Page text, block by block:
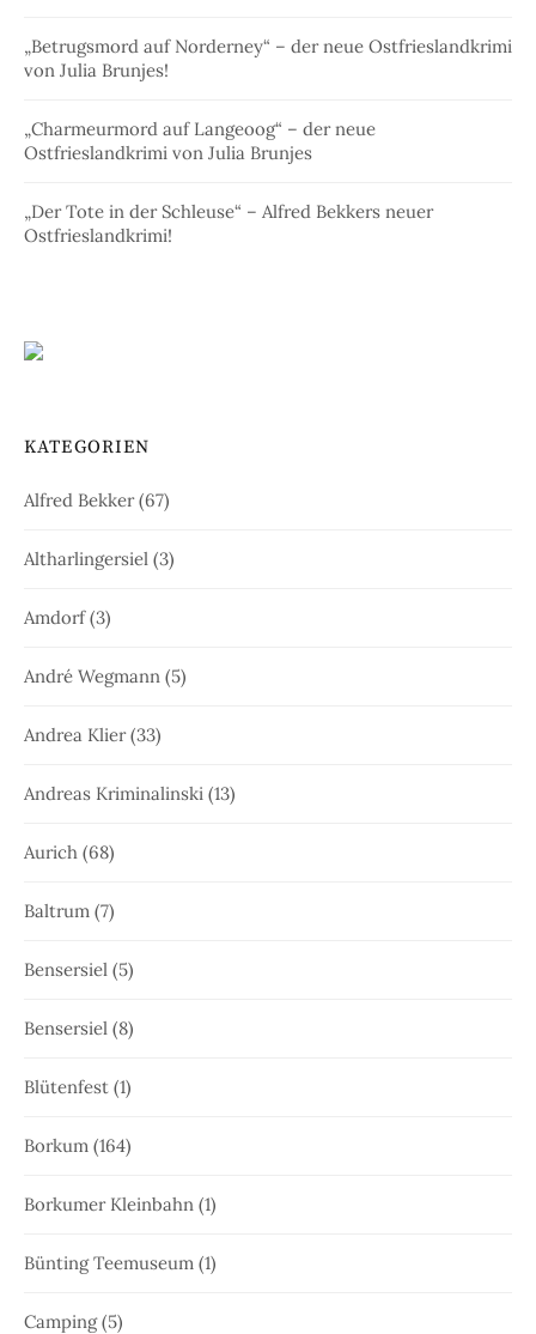
„Betrugsmord auf Norderney“ – der neue Ostfrieslandkrimi
von Julia Brunjes!
„Charmeurmord auf Langeoog“ – der neue
Ostfrieslandkrimi von Julia Brunjes
„Der Tote in der Schleuse“ – Alfred Bekkers neuer
Ostfrieslandkrimi!
KATEGORIEN
Alfred Bekker(67)
Altharlingersiel (3)
Amdorf(3)
André Wegmann (5)
Andrea Klier(33)
Andreas Kriminalinski (13)
Aurich (68)
Baltrum (7)
Bensersiel (5)
Bensersiel (8)
Blütenfest (1)
Borkum (164)
Borkumer Kleinbahn (1)
Bünting Teemuseum (1)
Camping(5)